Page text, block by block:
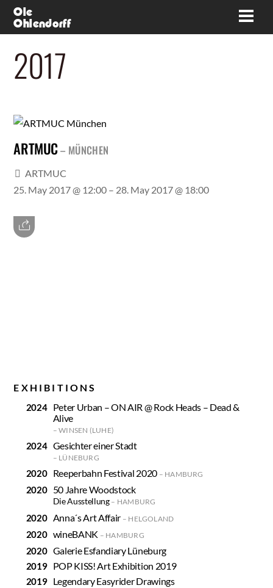
SkipOle
Ohlendorff
2017
ARTMUC MÜNCHEN
ARTMUC
25. May 2017 @ 12:00 – 28. May 2017 @ 18:00
EXHIBITIONS
Peter Urban – ON AIR @ Rock Heads – Dead &
Alive
WINSEN (LUHE)
Gesichter einer Stadt
LÜNEBURG
Reeperbahn Festival 2020 HAMBURG
50 Jahre Woodstock
Die Ausstellung HAMBURG
Anna´s Art Affair HELGOLAND
wineBANK HAMBURG
Galerie Esfandiary Lüneburg
POP KISS! Art Exhibition 2019
Legendary Easyrider Drawings